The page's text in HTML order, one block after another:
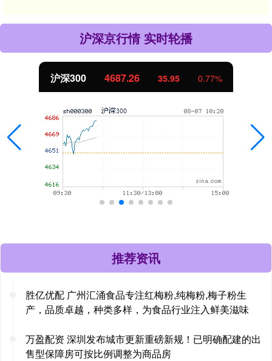
沪深京行情 实时轮播
沪深300 4687.26 35.95 0.77%
推荐资讯
胜亿优配 广州汇涌食品专注红梅粉,纯梅粉,梅子粉生
产，品质卓越，种类多样，为食品行业注入鲜美滋味
万盈配资 深圳发布城市更新重磅新规！已明确配建的出
售型保障房可按比例调整为商品房